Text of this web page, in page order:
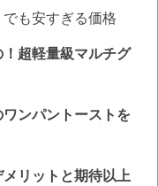
も安すぎる価格
！超軽量級マルチグ
ワンパントーストを
メリットと期待以上